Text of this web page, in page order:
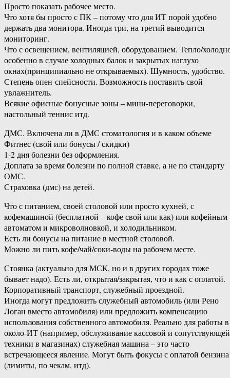
Просто показать рабочее место.
Что хотя бы просто с ПК – потому что для ИТ порой удобно
держать два монитора. Иногда три, на третий выводится
мониторинг.
Что с освещением, вентиляцией, оборудованием. Тепло/
особенно в случае холодных балок и закрытых наглухо
окнах(принципиально не открываемых). Шумность, удобство.
Степень опен-спейсности. Возможность поставить свой
увлажнитель.
Всякие офисные бонусные зоны – мини-переговорки,
настольный теннис итд.
ДМС. Включена ли в ДМС стоматология и в каком объеме
Фитнес (свой или бонусы / скидки)
1-2 дня болезни без оформления.
Доплата за время болезни по полной ставке, а не по стандарту
ОМС.
Страховка (дмс) на детей.
Что с питанием, своей столовой или просто кухней, с
кофемашиной (бесплатной – кофе свой или как) или кофейным
автоматом и микроволновкой, и холодильником.
Есть ли бонусы на питание в местной столовой.
Можно ли пить кофе/чай/соки-воды на рабочем месте.
Стоянка (актуально для МСК, но и в других городах тоже
бывает надо). Есть ли, открытая/закрытая, что и как с оплатой.
Корпоративный транспорт, служебный проездной.
Иногда могут предложить служебный автомобиль (или Рено
Логан вместо автомобиля) или предложить компенсацию
использования собственного автомобиля. Реально для работы в
около-ИТ (например, обслуживание кассовой и сопутствующей
техники в магазинах) служебная машина – это часто
встречающееся явление. Могут быть фокусы с оплатой бензина
(лимиты, по чекам, итд).